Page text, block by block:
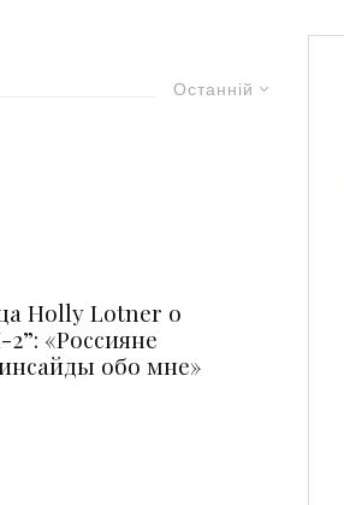
Останній
Holly Lotner о
«Россияне
обо мне»